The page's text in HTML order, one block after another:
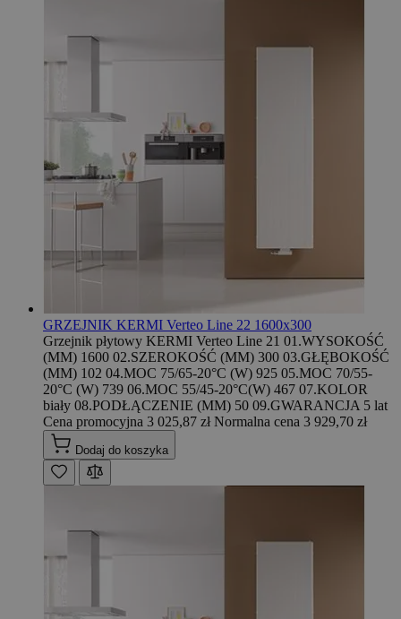
GRZEJNIK KERMI Verteo Line 22 1600x300
Grzejnik płytowy KERMI Verteo Line 21 01.WYSOKOŚĆ
(MM) 1600 02.SZEROKOŚĆ (MM) 300 03.GŁĘBOKOŚĆ
(MM) 102 04.MOC 75/65-20°C (W) 925 05.MOC 70/55-
20°C (W) 739 06.MOC 55/45-20°C(W) 467 07.KOLOR
biały 08.PODŁĄCZENIE (MM) 50 09.GWARANCJA 5 lat
Cena promocyjna 3 025,87 zł Normalna cena 3 929,70 zł
Dodaj do koszyka